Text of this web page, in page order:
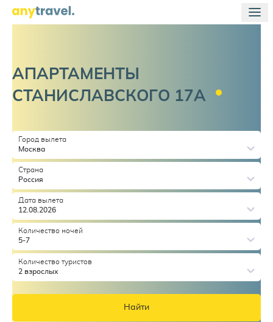
АПАРТАМЕНТЫ
СТАНИСЛАВСКОГО 17А
Город вылета
Москва
Страна
Россия
Дата вылета
12.08.2026
Количество ночей
5-7
Количество туристов
2 взрослых
Найти